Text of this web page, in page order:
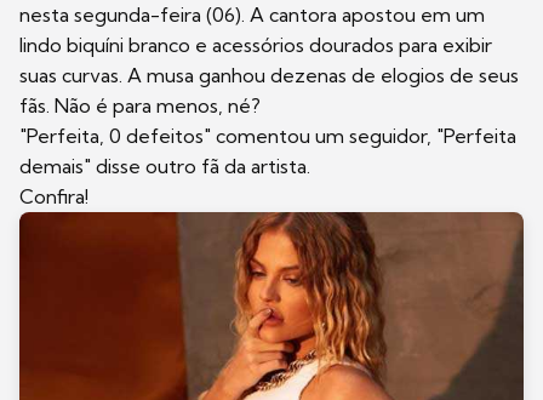
nesta segunda-feira (06). A cantora apostou em um
lindo biquíni branco e acessórios dourados para exibir
suas curvas. A musa ganhou dezenas de elogios de seus
fãs. Não é para menos, né?
"Perfeita, 0 defeitos" comentou um seguidor, "Perfeita
demais" disse outro fã da artista.
Confira!